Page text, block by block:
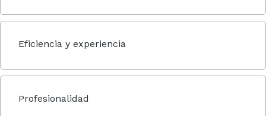
Eficiencia y experiencia
Profesionalidad